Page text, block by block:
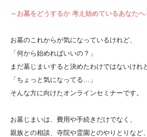
～お墓をどうするか 考え始めているあなたへ
お墓のこれからが気になっているけれど、
「何から始めればいいの？」
まだ墓じまいすると決めたわけではないけれ
「ちょっと気になってる…」
そんな方に向けたオンラインセミナーです。
お墓じまいは、費用や手続きだけでなく、
親族との相談、寺院や霊園とのやりとりなど、